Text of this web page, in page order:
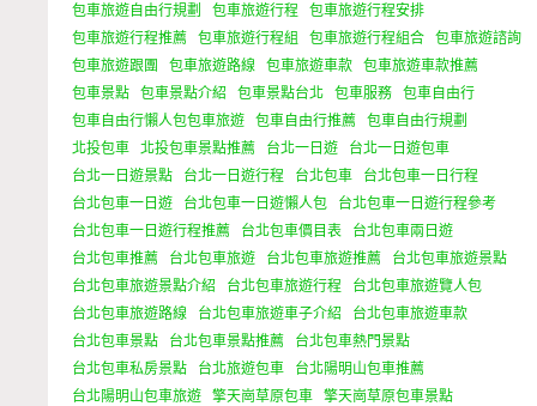
包車旅遊自由行規劃
包車旅遊行程
包車旅遊行程安排
包車旅遊行程推薦
包車旅遊行程組 包車旅遊行程組合
包車旅遊諮詢
包車旅遊跟團
包車旅遊路線 包車旅遊車款
包車旅遊車款推薦
包車景點
包車景點介紹 包車景點台北 包車服務
包車自由行
包車自由行懶人包包車旅遊
包車自由行推薦
包車自由行規劃
北投包車
北投包車景點推薦 台北一日遊
台北一日遊包車
台北一日遊景點
台北一日遊行程 台北包車
台北包車一日行程
台北包車一日遊
台北包車一日遊懶人包
台北包車一日遊行程參考
台北包車一日遊行程推薦
台北包車價目表
台北包車兩日遊
台北包車推薦
台北包車旅遊 台北包車旅遊推薦
台北包車旅遊景點
台北包車旅遊景點介紹
台北包車旅遊行程
台北包車旅遊覽人包
台北包車旅遊路線
台北包車旅遊車子介紹
台北包車旅遊車款
台北包車景點
台北包車景點推薦
台北包車熱門景點
台北包車私房景點
台北旅遊包車
台北陽明山包車推薦
台北陽明山包車旅遊
擎天崗草原包車 擎天崗草原包車景點